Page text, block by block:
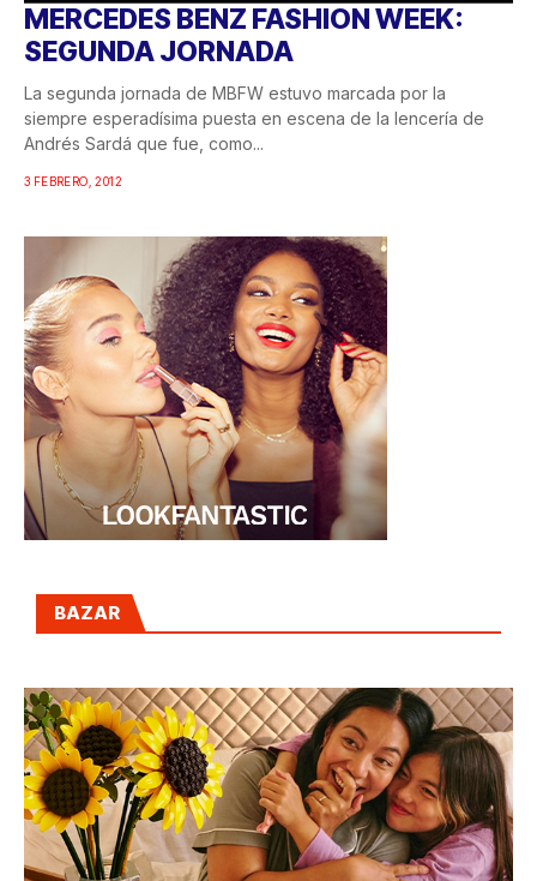
MERCEDES BENZ FASHION WEEK:
SEGUNDA JORNADA
La segunda jornada de MBFW estuvo marcada por la
siempre esperadísima puesta en escena de la lencería de
Andrés Sardá que fue, como...
3 FEBRERO, 2012
BAZAR